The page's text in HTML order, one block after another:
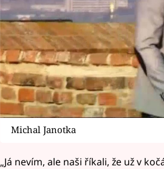
Michal Janotka
„Já nevím, ale naši říkali, že už v